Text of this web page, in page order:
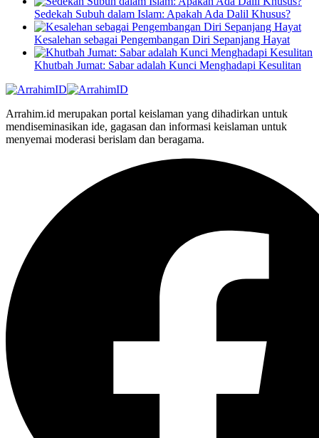
Sedekah Subuh dalam Islam: Apakah Ada Dalil Khusus?
Kesalehan sebagai Pengembangan Diri Sepanjang Hayat
Khutbah Jumat: Sabar adalah Kunci Menghadapi Kesulitan
Arrahim.id merupakan portal keislaman yang dihadirkan untuk
mendiseminasikan ide, gagasan dan informasi keislaman untuk
menyemai moderasi berislam dan beragama.